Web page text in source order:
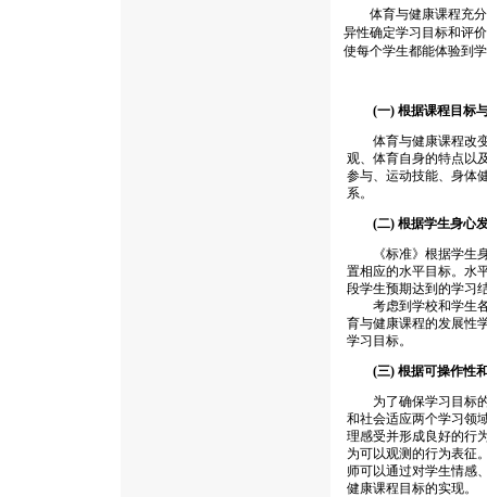
体育与健康课程充分
异性确定学习目标和评
使每个学生都能体验到
(一) 根据课程目标
体育与健康课程改变
观、体育自身的特点以
参与、运动技能、身体
系。
(二) 根据学生身心
《标准》根据学生身
置相应的水平目标。水
段学生预期达到的学习
考虑到学校和学生各
育与健康课程的发展性
学习目标。
(三) 根据可操作性
为了确保学习目标的
和社会适应两个学习领
理感受并形成良好的行
为可以观测的行为表征
师可以通过对学生情感
健康课程目标的实现。